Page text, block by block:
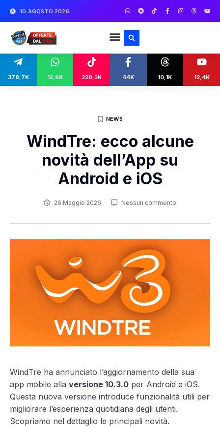
10 AGOSTO 2026
378,7K 12,6K 228,2K 44K 10,1K 12,4K
NEWS
WindTre: ecco alcune
novità dell’App su
Android e iOS
26 Maggio 2026 Nessun commento
WindTre ha annunciato l’aggiornamento della sua
app mobile alla versione 10.3.0 per Android e iOS.
Questa nuova versione introduce funzionalità utili per
migliorare l’esperienza quotidiana degli utenti.
Scopriamo nel dettaglio le principali novità.